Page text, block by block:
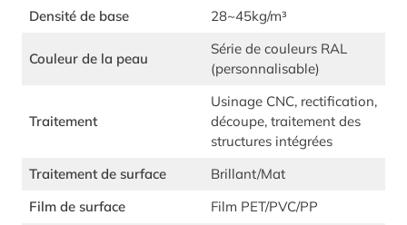
Densité de base
28~45kg/m³
Couleur de la peau
Série de couleurs RAL
(personnalisable)
Traitement
Usinage CNC, rectification,
découpe, traitement des
structures intégrées
Traitement de surface
Brillant/Mat
Film de surface
Film PET/PVC/PP